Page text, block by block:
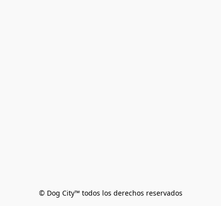
© Dog City™ todos los derechos reservados